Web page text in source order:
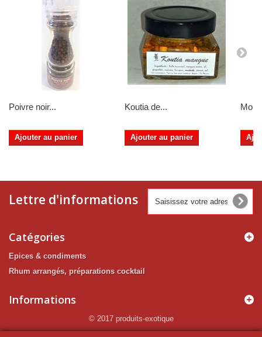
Poivre noir...
Ajouter au panier
Koutia de...
Ajouter au panier
Lettre d'informations
Catégories
Epices & condiments
Rhum arrangés, préparations cocktail
Informations
© 2017 produits-exotique